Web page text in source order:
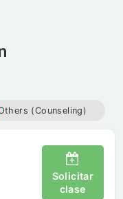
(Counseling)
Solicitar
clase